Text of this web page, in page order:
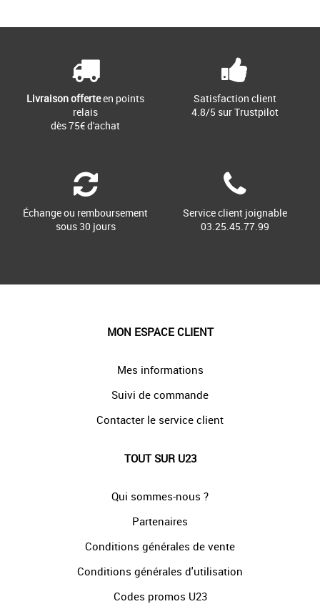
Livraison offerteen points
relais
dès 75€ d'achat
Satisfaction client
4.8/5 sur Trustpilot
Échange ou remboursement
sous 30 jours
Service client joignable
03.25.45.77.99
MON ESPACE CLIENT
Mes informations
Suivi de commande
Contacter le service client
TOUT SUR U23
Qui sommes-nous ?
Partenaires
Conditions générales de vente
Conditions générales d'utilisation
Codes promos U23